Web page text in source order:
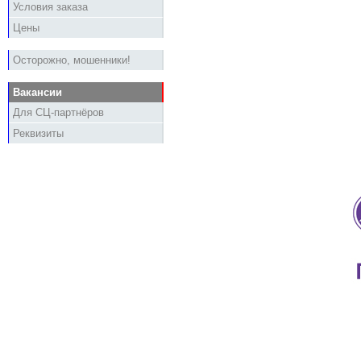
Условия заказа
Цены
Осторожно, мошенники!
Вакансии
Для СЦ-партнёров
Реквизиты